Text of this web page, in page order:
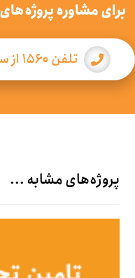
تلفن ۱۵۶۰ از سراسر کشور
پروژه‌های مشابه ...